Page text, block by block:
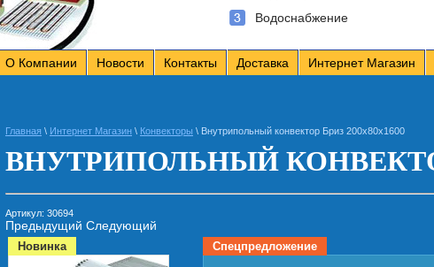
О Компании Новости Контакты Доставка Интернет Магазин
Водоснабжение
Главная \ Интернет Магазин \ Конвекторы \ Внутрипольный конвектор Бриз 200х80х1600
ВНУТРИПОЛЬНЫЙ
Артикул: 30694
Предыдущий Следующий
Новинка Спецпредложение